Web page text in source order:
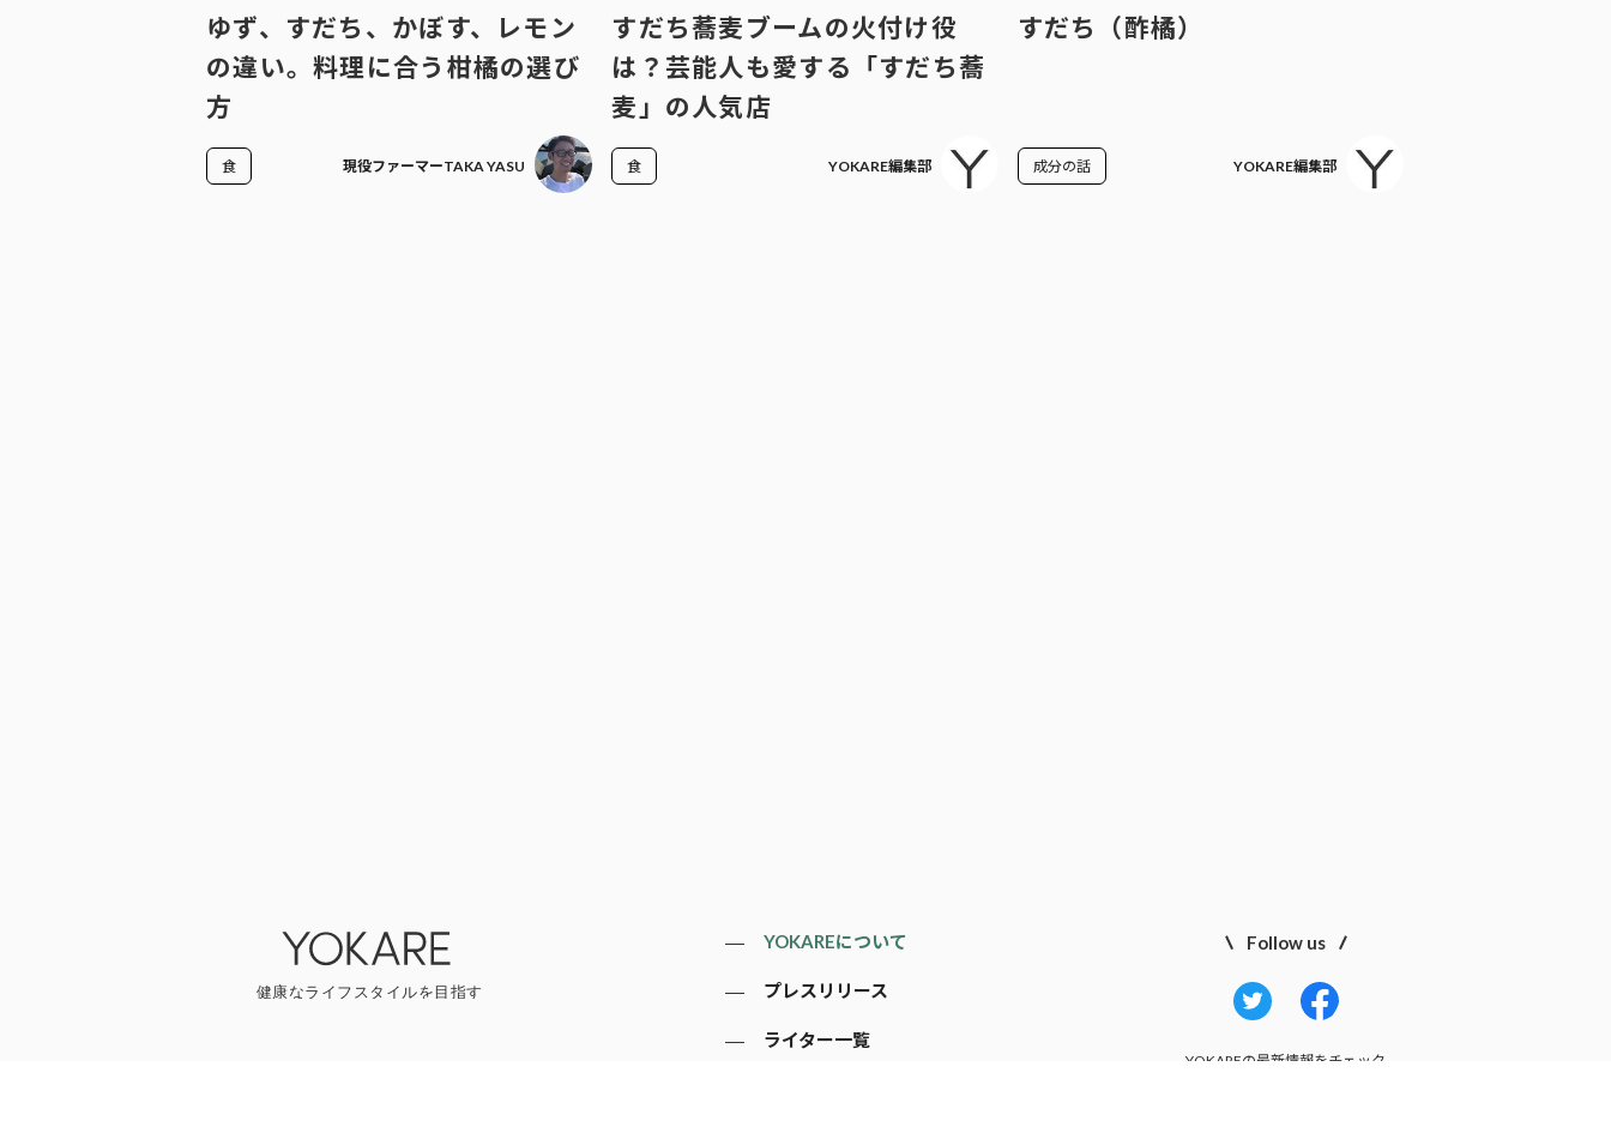
ゆず、すだち、かぼす、レモン
の違い。料理に合う柑橘の選び
方
食 現役ファーマーTAKA YASU
すだち蕎麦ブームの火付け役
は？芸能人も愛する「すだち蕎
麦」の人気店
食 YOKARE編集部
すだち（酢橘）
成分の話 YOKARE編集部
YOKAREについて
プレスリリース
ライター一覧
Follow us
YOKAREの最新情報をチェック